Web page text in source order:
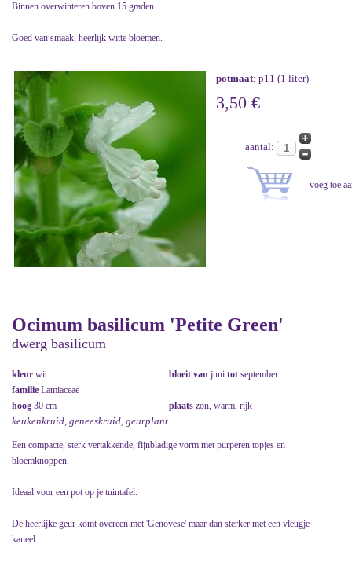
Binnen overwinteren boven 15 graden.
Goed van smaak, heerlijk witte bloemen.
potmaat: p11 (1 liter)
3,50 €
aantal:
Ocimum basilicum 'Petite Green'
dwerg basilicum
kleur wit bloeit van juni tot september
familie Lamiaceae
hoog 30 cm plaats zon, warm, rijk
keukenkruid, geneeskruid, geurplant
Een compacte, sterk vertakkende, fijnbladige vorm met purperen topjes en
bloemknoppen.
Ideaal voor een pot op je tuintafel.
De heerlijke geur komt overeen met 'Genovese' maar dan sterker met een vleugje
kaneel.